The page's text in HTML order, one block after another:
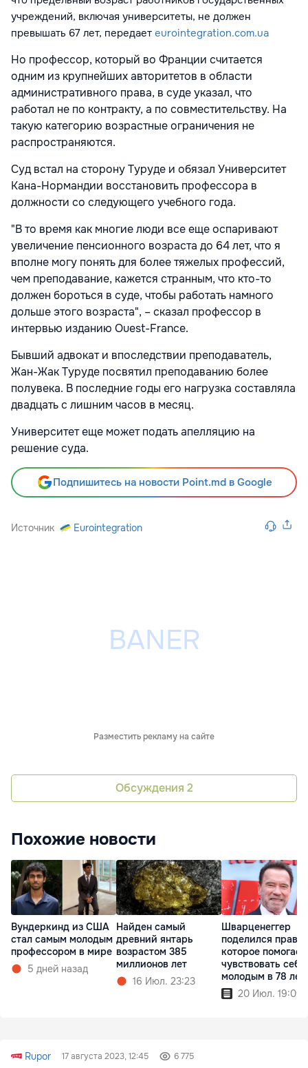
учреждений, включая университеты, не должен
превышать 67 лет, передает eurointegration.com.ua
Но профессор, который во Франции считается
одним из крупнейших авторитетов в области
административного права, в суде указал, что
работал не по контракту, а по совместительству. На
такую категорию возрастные ограничения не
распространяются.
Суд встал на сторону Туруде и обязал Университет
Кана-Нормандии восстановить профессора в
должности со следующего учебного года.
"В то время как многие люди все еще оспаривают
увеличение пенсионного возраста до 64 лет, что я
вполне могу понять для более тяжелых профессий,
чем преподавание, кажется странным, что кто-то
должен бороться в суде, чтобы работать намного
дольше этого возраста", – сказал профессор в
интервью изданию Ouest-France.
Бывший адвокат и впоследствии преподаватель,
Жан-Жак Туруде посвятил преподаванию более
полувека. В последние годы его нагрузка составляла
двадцать с лишним часов в месяц.
Университет еще может подать апелляцию на
решение суда.
Подпишитесь на новости Point.md в Google
Источник Eurointegration
Разместить рекламу на сайте
Обсуждения 2
Похожие новости
Вундеркинд из США
стал самым молодым
профессором в мире
5 дней назад
Найден самый
древний янтарь
возрастом 385
миллионов лет
16 Июл. 23:23
Шварценеггер
поделился
которое помогает
чувствовать себя
молодым в 78 лет
20 Июл. 19:09
Rupor 17 августа 2023, 12:45 6 775